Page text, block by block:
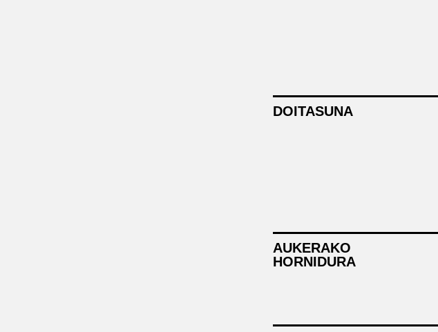
DOITASUNA
AUKERAKO
HORNIDURA